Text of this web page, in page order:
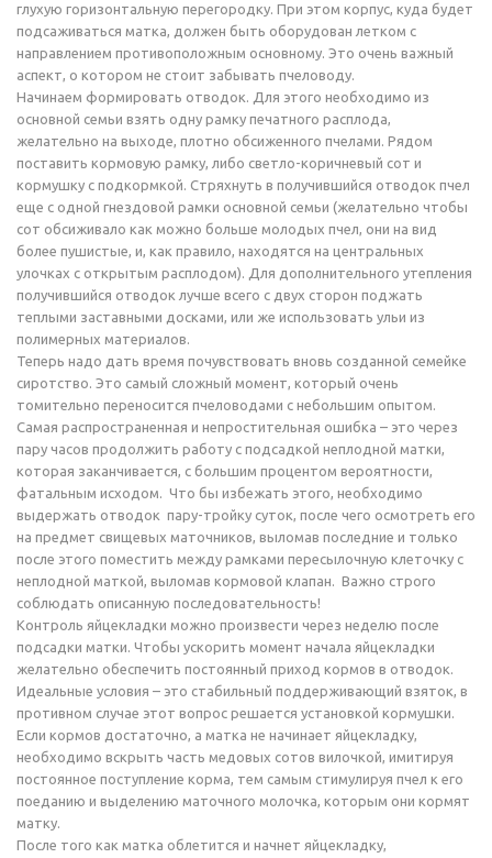
глухую горизонтальную перегородку. При этом корпус, куда будет
подсаживаться матка, должен быть оборудован летком с
направлением противоположным основному. Это очень важный
аспект, о котором не стоит забывать пчеловоду.
Начинаем формировать отводок. Для этого необходимо из
основной семьи взять одну рамку печатного расплода,
желательно на выходе, плотно обсиженного пчелами. Рядом
поставить кормовую рамку, либо светло-коричневый сот и
кормушку с подкормкой. Стряхнуть в получившийся отводок пчел
еще с одной гнездовой рамки основной семьи (желательно чтобы
сот обсиживало как можно больше молодых пчел, они на вид
более пушистые, и, как правило, находятся на центральных
улочках с открытым расплодом). Для дополнительного утепления
получившийся отводок лучше всего с двух сторон поджать
теплыми заставными досками, или же использовать ульи из
полимерных материалов.
Теперь надо дать время почувствовать вновь созданной семейке
сиротство. Это самый сложный момент, который очень
томительно переносится пчеловодами с небольшим опытом.
Самая распространенная и непростительная ошибка – это через
пару часов продолжить работу с подсадкой неплодной матки,
которая заканчивается, с большим процентом вероятности,
фатальным исходом. Что бы избежать этого, необходимо
выдержать отводок пару-тройку суток, после чего осмотреть его
на предмет свищевых маточников, выломав последние и только
после этого поместить между рамками пересылочную клеточку с
неплодной маткой, выломав кормовой клапан. Важно строго
соблюдать описанную последовательность!
Контроль яйцекладки можно произвести через неделю после
подсадки матки. Чтобы ускорить момент начала яйцекладки
желательно обеспечить постоянный приход кормов в отводок.
Идеальные условия – это стабильный поддерживающий взяток, в
противном случае этот вопрос решается установкой кормушки.
Если кормов достаточно, а матка не начинает яйцекладку,
необходимо вскрыть часть медовых сотов вилочкой, имитируя
постоянное поступление корма, тем самым стимулируя пчел к его
поеданию и выделению маточного молочка, которым они кормят
матку.
После того как матка облетится и начнет яйцекладку,